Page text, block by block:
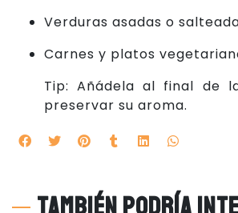
Verduras asadas o
Carnes y platos
Tip: Añádela al final de
preservar su aroma.